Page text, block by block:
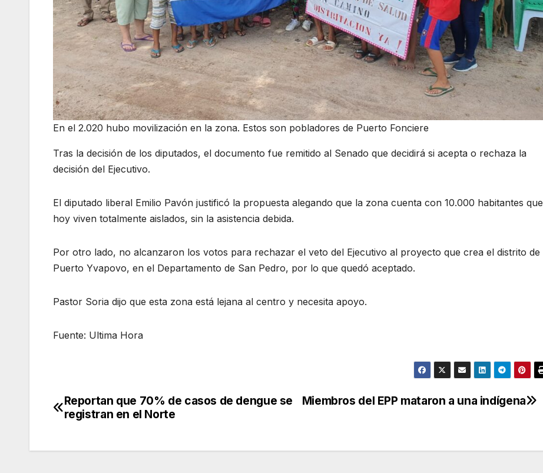
En el 2.020 hubo movilización en la zona. Estos son pobladores de Puerto Fonciere
Tras la decisión de los diputados, el documento fue remitido al Senado que decidirá si acepta o rechaza la
decisión del Ejecutivo.
El diputado liberal Emilio Pavón justificó la propuesta alegando que la zona cuenta con 10.000 habitantes que
hoy viven totalmente aislados, sin la asistencia debida.
Por otro lado, no alcanzaron los votos para rechazar el veto del Ejecutivo al proyecto que crea el distrito de
Puerto Yvapovo, en el Departamento de San Pedro, por lo que quedó aceptado.
Pastor Soria dijo que esta zona está lejana al centro y necesita apoyo.
Fuente: Ultima Hora
Navegación
entradas
Miembros del EPP mataron a una indígena
Reportan que 70% de casos de dengue se
registran en el Norte